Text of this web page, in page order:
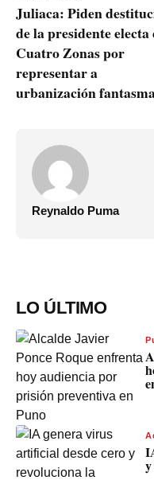
Juliaca: Piden
de la presidente electa
Cuatro Zonas por
representar a
urbanización
Reynaldo Puma
LO ÚLTIMO